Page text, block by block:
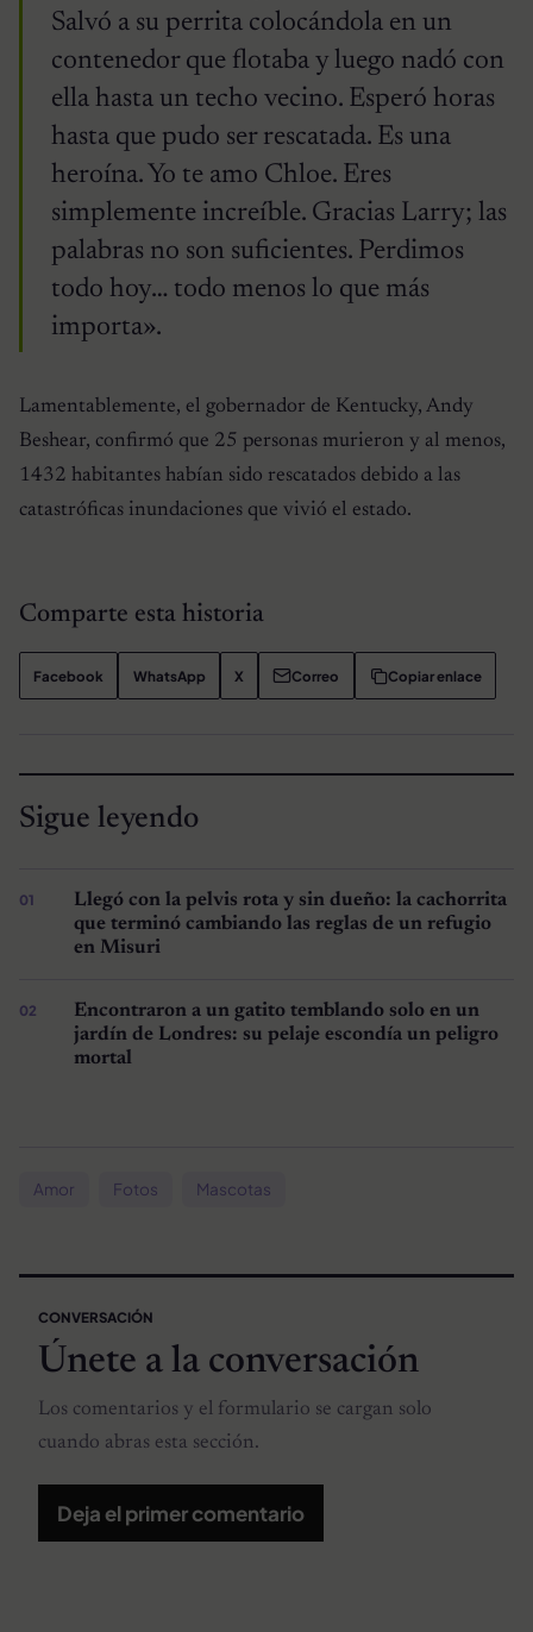
Salvó a su perrita colocándola en un
contenedor que flotaba y luego nadó con
ella hasta un techo vecino. Esperó horas
hasta que pudo ser rescatada. Es una
heroína. Yo te amo Chloe. Eres
simplemente increíble. Gracias Larry; las
palabras no son suficientes. Perdimos
todo hoy… todo menos lo que más
importa».
Lamentablemente, el gobernador de Kentucky, Andy
Beshear, confirmó que 25 personas murieron y al menos,
1432 habitantes habían sido rescatados debido a las
catastróficas inundaciones que vivió el estado.
Comparte esta historia
Facebook WhatsApp X Correo Copiar enlace
Sigue leyendo
Llegó con la pelvis rota y sin dueño: la cachorrita
que terminó cambiando las reglas de un refugio
en Misuri
Encontraron a un gatito temblando solo en un
jardín de Londres: su pelaje escondía un peligro
mortal
Amor Fotos Mascotas
CONVERSACIÓN
Únete a la conversación
Los comentarios y el formulario se cargan solo
cuando abras esta sección.
Deja el primer comentario